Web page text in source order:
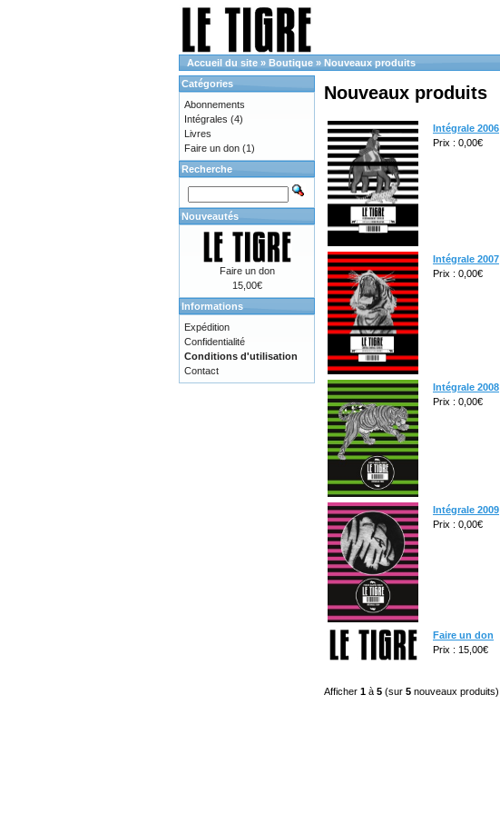
Accueil du site » Boutique » Nouveaux produits
Nouveaux produits
Intégrale 2006
Prix : 0,00€
Intégrale 2007
Prix : 0,00€
Intégrale 2008
Prix : 0,00€
Intégrale 2009
Prix : 0,00€
Faire un don
Prix : 15,00€
Afficher 1 à 5 (sur 5 nouveaux produits)
Catégories
Abonnements
Intégrales (4)
Livres
Faire un don (1)
Recherche
Nouveautés
Faire un don
15,00€
Informations
Expédition
Confidentialité
Conditions d'utilisation
Contact